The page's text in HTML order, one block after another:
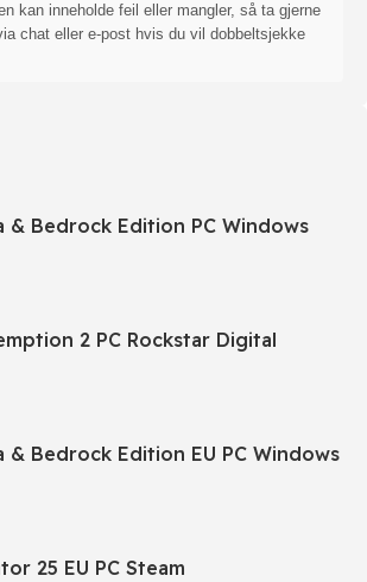
kan inneholde feil eller mangler, så ta gjerne
chat eller e-post hvis du vil dobbeltsjekke
& Bedrock Edition PC Windows
2 PC Rockstar Digital
& Bedrock Edition EU PC Windows
25 EU PC Steam